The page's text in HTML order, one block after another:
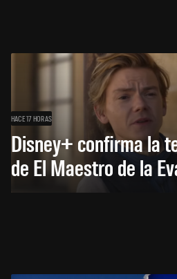
HACE 17 HORAS
Disney+ confirma la
de El Maestro de la